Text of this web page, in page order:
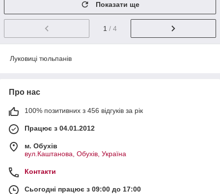
Показати ще
1 / 4
Луковиці тюльпанів
Про нас
100% позитивних з 456 відгуків за рік
Працює з 04.01.2012
м. Обухів
вул.Каштанова, Обухів, Україна
Контакти
Сьогодні працює з 09:00 до 17:00